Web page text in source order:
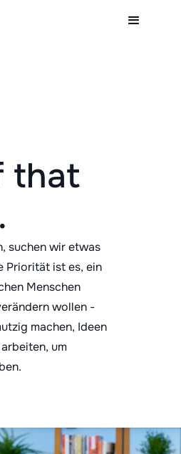
that
suchen wir etwas
Priorität ist es, ein
Menschen
wollen -
machen, Ideen
um